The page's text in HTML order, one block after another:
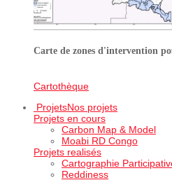
Carte de zones d'intervention
Cartothèque
ProjetsNos projets
Projets en cours
Carbon Map & Model
Moabi RD Congo
Projets realisés
Cartographie
Reddiness